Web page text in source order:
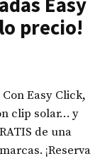
precio!
Easy Click,
clip solar… y
de una
¡Reserva